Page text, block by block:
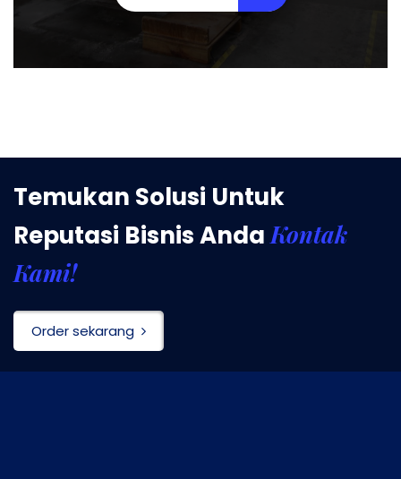
Temukan Solusi Untuk
Reputasi Bisnis AndaKontak
Kami!
Order sekarang